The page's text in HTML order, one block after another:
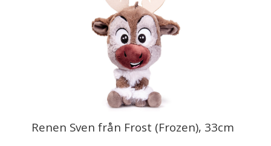
Renen Sven från Frost (Frozen), 33cm